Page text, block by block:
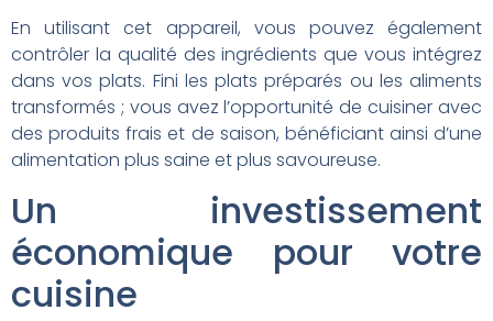
En utilisant cet appareil, vous pouvez également
contrôler la qualité des ingrédients que vous intégrez
dans vos plats. Fini les plats préparés ou les aliments
transformés ; vous avez l’opportunité de cuisiner avec
des produits frais et de saison, bénéficiant ainsi d’une
alimentation plus saine et plus savoureuse.
Un investissement
économique pour votre
cuisine